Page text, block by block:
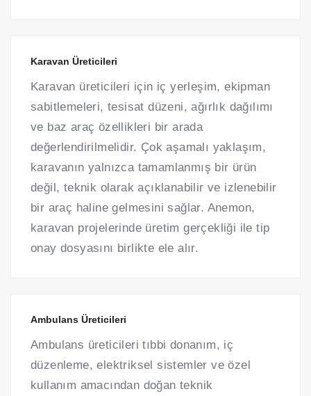
Karavan Üreticileri
Karavan üreticileri için iç yerleşim, ekipman
sabitlemeleri, tesisat düzeni, ağırlık dağılımı
ve baz araç özellikleri bir arada
değerlendirilmelidir. Çok aşamalı yaklaşım,
karavanın yalnızca tamamlanmış bir ürün
değil, teknik olarak açıklanabilir ve izlenebilir
bir araç haline gelmesini sağlar. Anemon,
karavan projelerinde üretim gerçekliği ile tip
onay dosyasını birlikte ele alır.
Ambulans Üreticileri
Ambulans üreticileri tıbbi donanım, iç
düzenleme, elektriksel sistemler ve özel
kullanım amacından doğan teknik